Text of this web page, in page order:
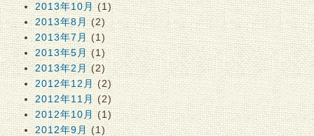
2013年10月(1)
2013年8月(2)
2013年7月(1)
2013年5月(1)
2013年2月(2)
2012年12月 (2)
2012年11月(2)
2012年10月 (1)
2012年9月(1)